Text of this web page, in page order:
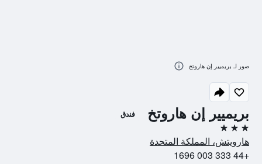
بريميير إن هاروتخ فندق
3 نجوم
هارويتش، المملكة المتحدة
+44 333 003 1696
صور لـ بريميير إن هاروتخ